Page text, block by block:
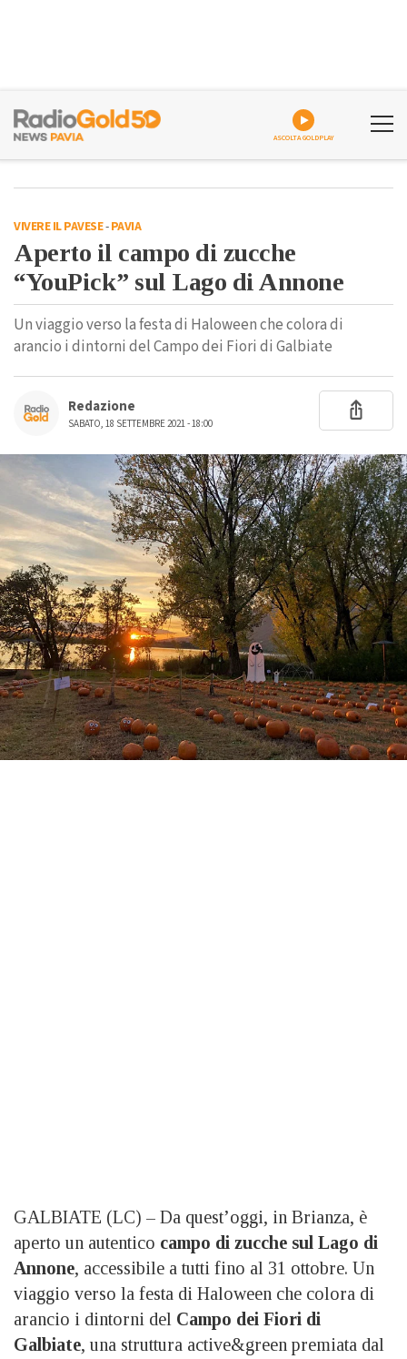
ASCOLTA GOLDPLAY
VIVERE IL PAVESE-PAVIA
Aperto il campo di zucche
“YouPick” sul Lago di Annone
Un viaggio verso la festa di Haloween che colora di
arancio i dintorni del Campo dei Fiori di Galbiate
Redazione
SABATO, 18 SETTEMBRE 2021 - 18:00
GALBIATE (LC) – Da quest’oggi, in Brianza, è
aperto un autentico campo di zucche sul Lago di
Annone, accessibile a tutti fino al 31 ottobre. Un
viaggio verso la festa di Haloween che colora di
arancio i dintorni del Campo dei Fiori di
Galbiate, una struttura active&green premiata dal